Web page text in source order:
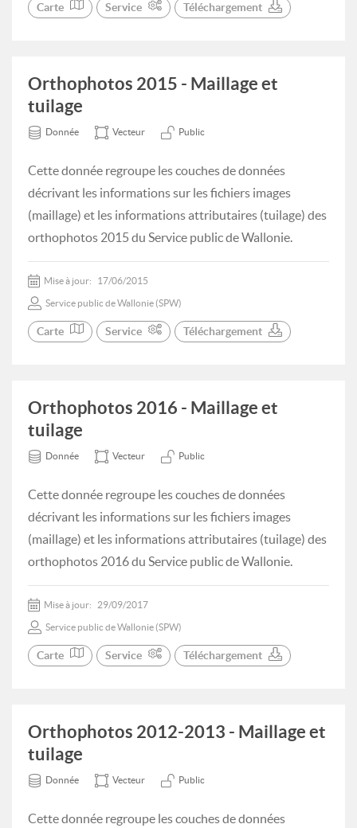
Carte Service Téléchargement
Orthophotos 2015 - Maillage et
tuilage
Donnée Vecteur Public
Cette donnée regroupe les couches de données
décrivant les informations sur les fichiers images
(maillage) et les informations attributaires (tuilage) des
orthophotos 2015 du Service public de Wallonie.
Mise à jour: 17/06/2015
Service public de Wallonie (SPW)
Carte Service Téléchargement
Orthophotos 2016 - Maillage et
tuilage
Donnée Vecteur Public
Cette donnée regroupe les couches de données
décrivant les informations sur les fichiers images
(maillage) et les informations attributaires (tuilage) des
orthophotos 2016 du Service public de Wallonie.
Mise à jour: 29/09/2017
Service public de Wallonie (SPW)
Carte Service Téléchargement
Orthophotos 2012-2013 - Maillage et
tuilage
Donnée Vecteur Public
Cette donnée regroupe les couches de données